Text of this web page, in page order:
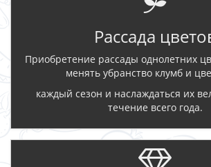
Рассада
Приобретение рассады однолетних
менять убранство клумб и
каждый сезон и наслаждаться их
течение всего года.